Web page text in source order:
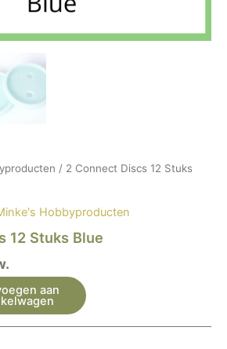
/ 2 Connect Discs 12 Stuks
Hobbyproducten
12 Stuks Blue
aan